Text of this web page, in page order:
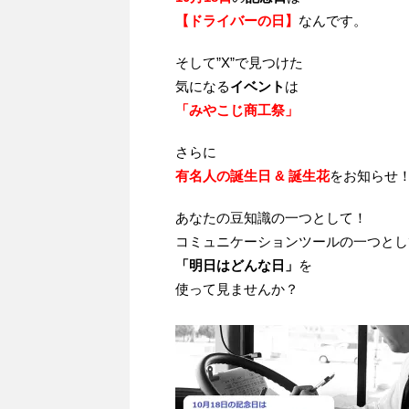
【ドライバーの日】 なんです。
そして”X”で見つけた
気になるイベント は
「みやこじ商工祭」
さらに
有名人の誕生日 & 誕生花をお知らせ
あなたの豆知識の一つとして！
コミュニケーションツールの一つと
「明日はどんな日」 を
使って見ませんか？